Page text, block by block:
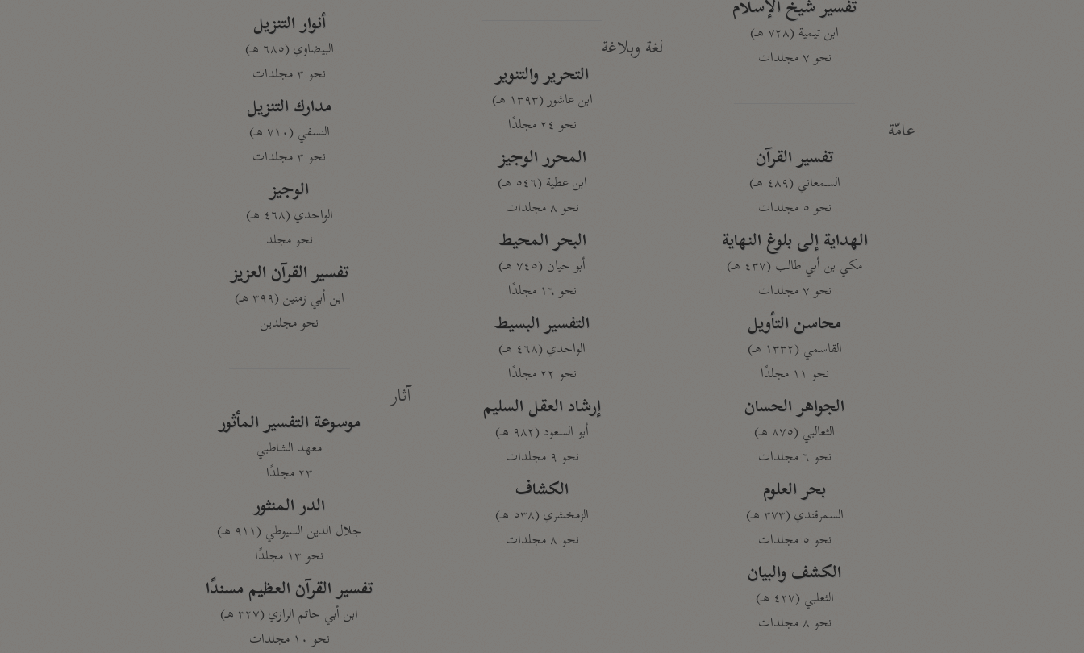
تفسير شيخ الإسلام
ابن تيمية (٧٢٨ هـ)
نحو ٧ مجلدات
عامّة
تفسير القرآن
السمعاني (٤٨٩ هـ)
نحو ٥ مجلدات
الهداية إلى بلوغ النهاية
مكي بن أبي طالب (٤٣٧ هـ)
نحو ٧ مجلدات
محاسن التأويل
القاسمي (١٣٣٢ هـ)
نحو ١١ مجلدًا
الجواهر الحسان
الثعالبي (٨٧٥ هـ)
نحو ٦ مجلدات
بحر العلوم
السمرقندي (٣٧٣ هـ)
نحو ٥ مجلدات
الكشف والبيان
الثعلبي (٤٢٧ هـ)
نحو ٨ مجلدات
لغة وبلاغة
التحرير والتنوير
ابن عاشور (١٣٩٣ هـ)
نحو ٢٤ مجلدًا
المحرر الوجيز
ابن عطية (٥٤٦ هـ)
نحو ٨ مجلدات
البحر المحيط
أبو حيان (٧٤٥ هـ)
نحو ١٦ مجلدًا
التفسير البسيط
الواحدي (٤٦٨ هـ)
نحو ٢٢ مجلدًا
إرشاد العقل السليم
أبو السعود (٩٨٢ هـ)
نحو ٩ مجلدات
الكشاف
الزمخشري (٥٣٨ هـ)
نحو ٨ مجلدات
أنوار التنزيل
البيضاوي (٦٨٥ هـ)
نحو ٣ مجلدات
مدارك التنزيل
النسفي (٧١٠ هـ)
نحو ٣ مجلدات
الوجيز
الواحدي (٤٦٨ هـ)
نحو مجلد
تفسير القرآن العزيز
ابن أبي زمنين (٣٩٩ هـ)
نحو مجلدين
آثار
موسوعة التفسير المأثور
معهد الشاطبي
٢٣ مجلدًا
الدر المنثور
جلال الدين السيوطي (٩١١ هـ)
نحو ١٣ مجلدًا
تفسير القرآن العظيم مسندًا
ابن أبي حاتم الرازي (٣٢٧ هـ)
نحو ١٠ مجلدات